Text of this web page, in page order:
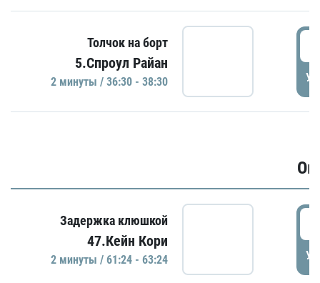
Толчок на борт
5.Спроул Райан
2 минуты / 36:30 - 38:30
Задержка клюшкой
47.Кейн Кори
2 минуты / 61:24 - 63:24